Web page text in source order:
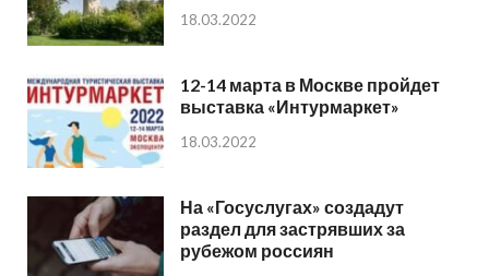
18.03.2022
12-14 марта в Москве пройдет
выставка «Интурмаркет»
18.03.2022
На «Госуслугах» создадут
раздел для застрявших за
рубежом россиян